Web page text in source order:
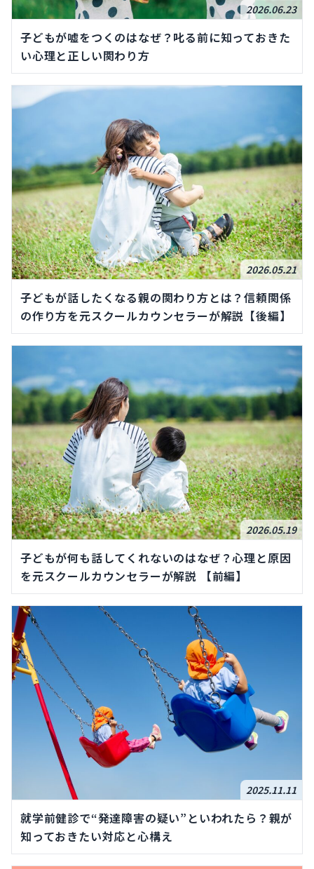
2026.06.23
子どもが嘘をつくのはなぜ？叱る前に知っておきた
い心理と正しい関わり方
2026.05.21
子どもが話したくなる親の関わり方とは？信頼関係
の作り方を元スクールカウンセラーが解説【後編】
2026.05.19
子どもが何も話してくれないのはなぜ？心理と原因
を元スクールカウンセラーが解説 【前編】
2025.11.11
就学前健診で“発達障害の疑い”といわれたら？親が
知っておきたい対応と心構え